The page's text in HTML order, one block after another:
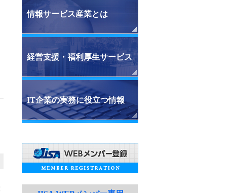
情報サービス産業とは
経営支援・福利厚生サービス
IT企業の実務に役立つ情報